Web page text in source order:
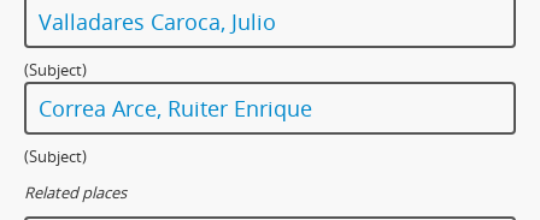
Valladares Caroca, Julio
(Subject)
Correa Arce, Ruiter Enrique
(Subject)
Related places